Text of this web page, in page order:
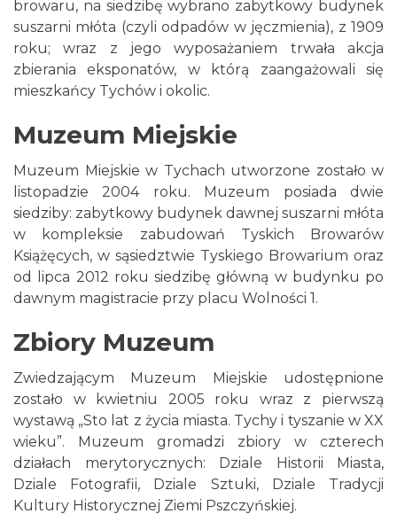
browaru, na siedzibę wybrano zabytkowy budynek
suszarni młóta (czyli odpadów w jęczmienia), z 1909
roku; wraz z jego wyposażaniem trwała akcja
zbierania eksponatów, w którą zaangażowali się
mieszkańcy Tychów i okolic.
Muzeum Miejskie
Muzeum Miejskie w Tychach utworzone zostało w
listopadzie 2004 roku. Muzeum posiada dwie
siedziby: zabytkowy budynek dawnej suszarni młóta
w kompleksie zabudowań Tyskich Browarów
Książęcych, w sąsiedztwie Tyskiego Browarium oraz
od lipca 2012 roku siedzibę główną w budynku po
dawnym magistracie przy placu Wolności 1.
Zbiory Muzeum
Zwiedzającym Muzeum Miejskie udostępnione
zostało w kwietniu 2005 roku wraz z pierwszą
wystawą „Sto lat z życia miasta. Tychy i tyszanie w XX
wieku”. Muzeum gromadzi zbiory w czterech
działach merytorycznych: Dziale Historii Miasta,
Dziale Fotografii, Dziale Sztuki, Dziale Tradycji
Kultury Historycznej Ziemi Pszczyńskiej.